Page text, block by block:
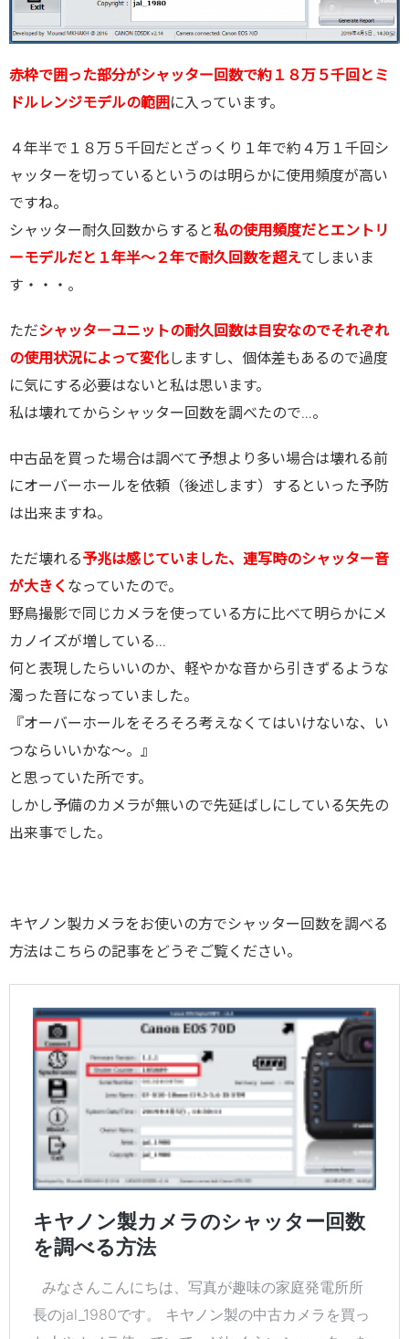
赤枠で囲った部分がシャッター回数で約１８万５千回とミ
ドルレンジモデルの範囲 に入っています。
４年半で１８万５千回だとざっくり１年で約４万１千回シ
ャッターを切っているというのは明らかに使用頻度が高い
ですね。
シャッター耐久回数からすると私の使用頻度だとエントリ
ーモデルだと１年半～２年で耐久回数を超えてしまいま
す・・・。
ただシャッターユニットの耐久回数は目安なのでそれぞれ
の使用状況によって変化しますし、個体差もあるので過度
に気にする必要はないと私は思います。
私は壊れてからシャッター回数を調べたので…。
中古品を買った場合は調べて予想より多い場合は壊れる前
にオーバーホールを依頼（後述します）するといった予防
は出来ますね。
ただ壊れる予兆は感じていました、連写時のシャッター音
が大きく なっていたので。
野鳥撮影で同じカメラを使っている方に比べて明らかにメ
カノイズが増している…
何と表現したらいいのか、軽やかな音から引きずるような
濁った音になっていました。
『オーバーホールをそろそろ考えなくてはいけないな、い
つならいいかな～。』
と思っていた所です。
しかし予備のカメラが無いので先延ばしにしている矢先の
出来事でした。
キヤノン製カメラをお使いの方でシャッター回数を調べる
方法はこちらの記事をどうぞご覧ください。